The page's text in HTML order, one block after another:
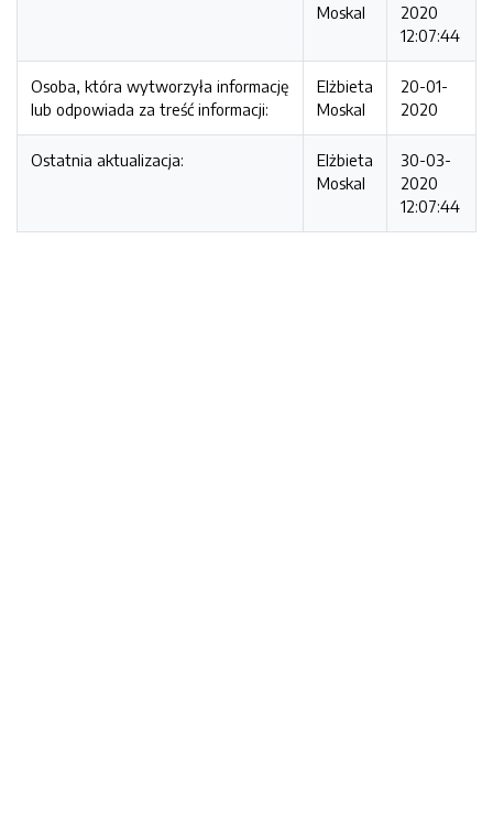
Moskal
2020
12:07:44
Osoba, która wytworzyła informację
lub odpowiada za treść informacji:
Elżbieta
Moskal
20-01-
2020
Ostatnia aktualizacja:
Elżbieta
Moskal
30-03-
2020
12:07:44